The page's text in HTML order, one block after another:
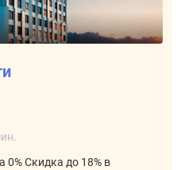
Скидка до 18% в